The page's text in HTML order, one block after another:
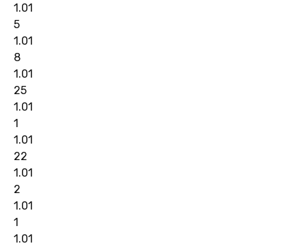
1.01
5
1.01
8
1.01
25
1.01
1
1.01
22
1.01
2
1.01
1
1.01